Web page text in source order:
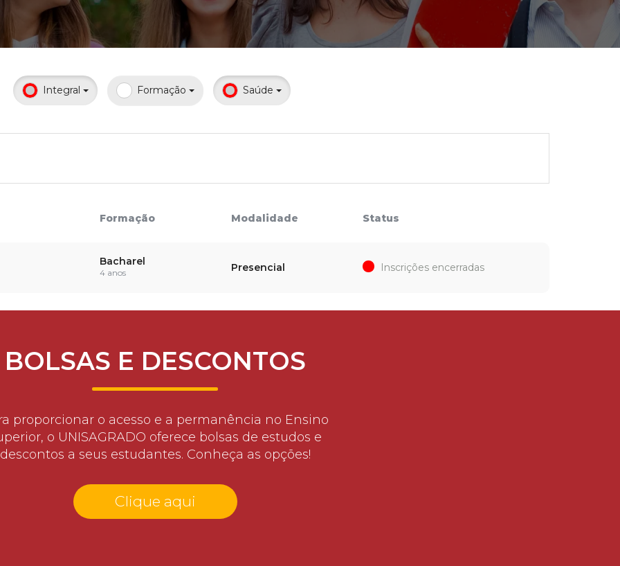
Calendário acadêmico
Internacionalização
Integral Formação Saúde
Formação Modalidade Status
Bacharel
4 anos Presencial Inscrições encerradas
BOLSAS E DESCONTOS
proporcionar o acesso e a permanência no Ensino
o UNISAGRADO oferece bolsas de estudos e
descontos a seus estudantes. Conheça as opções!
Clique aqui